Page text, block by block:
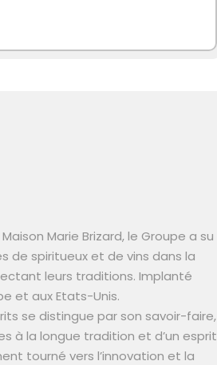
Marie Brizard, le Groupe a su
de spiritueux et de vins dans la
leurs traditions. Implanté
et aux Etats-Unis.
se distingue par son savoir-faire,
à la longue tradition et d’un esprit
tourné vers l’innovation et la